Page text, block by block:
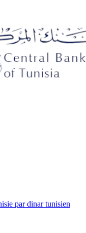
par dinar tunisien